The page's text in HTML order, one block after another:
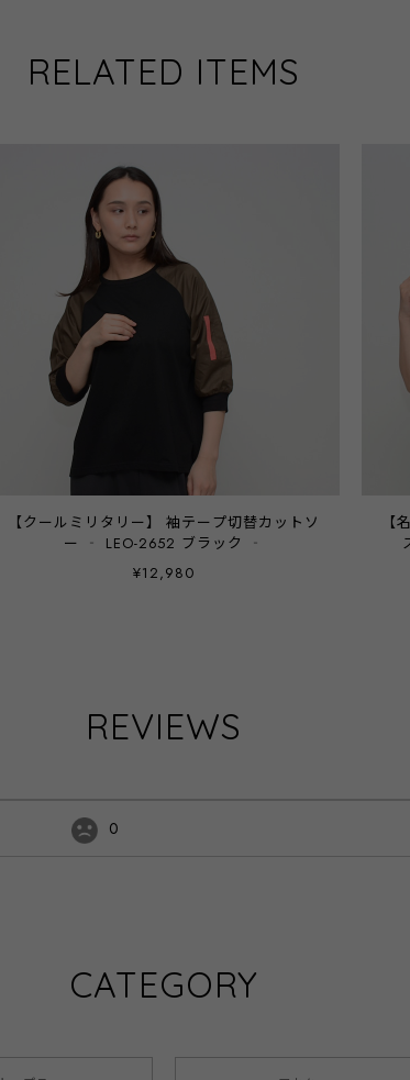
RELATED ITEMS
【クールミリタリー】 袖テープ切替カットソ
ー ‐ LEO-2652 ブラック ‐
¥12,980
【
REVIEWS
0
CATEGORY